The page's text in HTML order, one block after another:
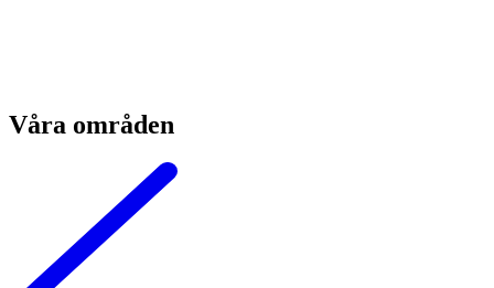
Våra områden